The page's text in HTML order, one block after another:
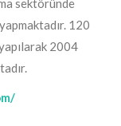
sektöründe
120
2004